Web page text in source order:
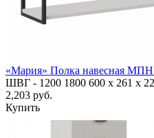
«Мария» Полка навесная МПН
ШВГ - 1200 1800 600 х 261 х
2,203 руб.
Купить